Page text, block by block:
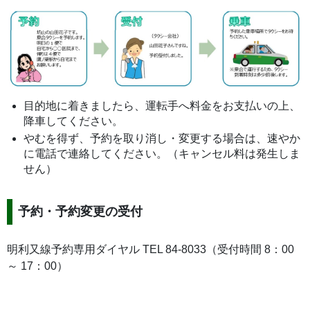
目的地に着きましたら、運転手へ料金をお支払いの上、
降車してください。
やむを得ず、予約を取り消し・変更する場合は、速やか
に電話で連絡してください。（キャンセル料は発生しま
せん）
予約・予約変更の受付
明利又線予約専用ダイヤル TEL 84-8033（受付時間 8：00
～ 17：00）